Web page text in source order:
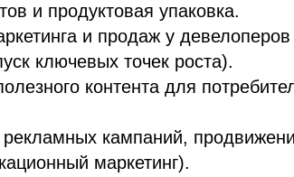
и продуктовая упаковка.
и продаж у
ключевых точек роста).
контента для
рекламных кампаний,
маркетинг).